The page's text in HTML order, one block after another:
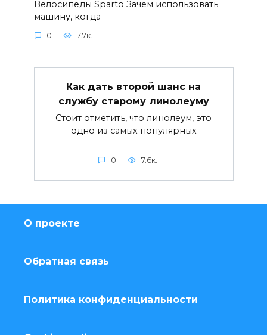
Велосипеды Sparto Зачем использовать
машину, когда
0 7.7к.
Как дать второй шанс на
службу старому линолеуму
Стоит отметить, что линолеум, это
одно из самых популярных
0 7.6к.
О проекте
Обратная связь
Политика конфиденциальности